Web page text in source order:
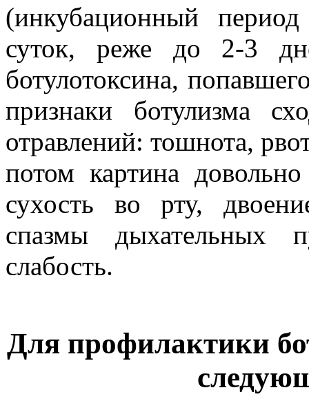
(инкубационный
суток, реже до 2-3
ботулотоксина,
признаки ботулизма
отравлений: тошнота,
потом картина
сухость во рту,
спазмы дыхательных
слабость.
Для профилактики